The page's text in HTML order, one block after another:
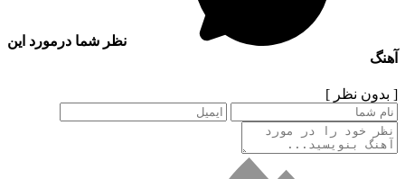
نظر شما درمورد این
آهنگ
[ بدون نظر ]